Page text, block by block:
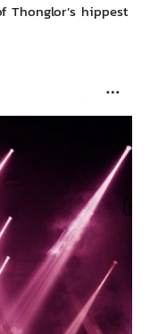
Thonglor’s hippest